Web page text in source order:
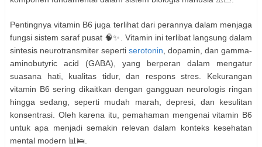
Pentingnya vitamin B6 juga terlihat dari perannya dalam menjaga
fungsi sistem saraf pusat 🧠✨. Vitamin ini terlibat langsung dalam
sintesis neurotransmiter seperti serotonin , dopamin, dan gamma-
aminobutyric acid (GABA), yang berperan dalam mengatur
suasana hati, kualitas tidur, dan respons stres. Kekurangan
vitamin B6 sering dikaitkan dengan gangguan neurologis ringan
hingga sedang, seperti mudah marah, depresi, dan kesulitan
konsentrasi. Oleh karena itu, pemahaman mengenai vitamin B6
untuk apa menjadi semakin relevan dalam konteks kesehatan
mental modern 📊🛌.